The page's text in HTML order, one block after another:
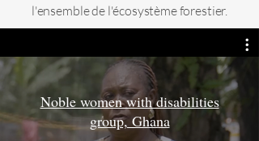
l'ensemble de l'écosystème forestier.
Noble women with disabilities
group, Ghana